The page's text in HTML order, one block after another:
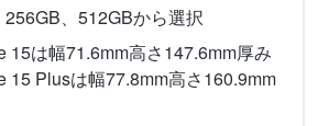
、512GBから選択
15は幅71.6mm高さ147.6mm厚み
15 Plusは幅77.8mm高さ160.9mm